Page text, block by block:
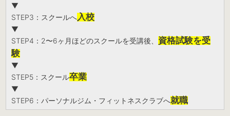
▼
STEP3：スクールへ入校
▼
STEP4：2〜6ヶ月ほどのスクールを受講後、 資格試験を受
験
▼
STEP5：スクール卒業
▼
STEP6：パーソナルジム・フィットネスクラブへ就職